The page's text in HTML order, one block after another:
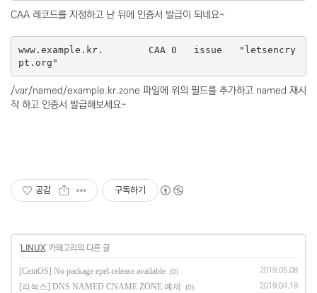
CAA 레코드를 지정하고 난 뒤에 인증서 발급이 되네요~
www.example.kr.        CAA 0   issue   "letsencry
pt.org"
/var/named/example.kr.zone 파일에 위의 필드를 추가하고 named 재시
작 하고 인증서 발급해보세요~
공감 구독하기
'LINUX' 카테고리의 다른 글
[CentOS] No package epel-release available (0) 2019.05.08
[리눅스] DNS NAMED CNAME ZONE 예제 (0) 2019.04.18